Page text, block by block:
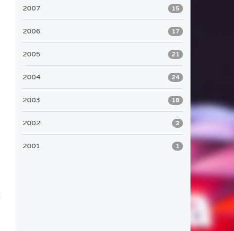
2007 15
2006 17
2005 21
2004 24
2003 18
2002 2
2001 1